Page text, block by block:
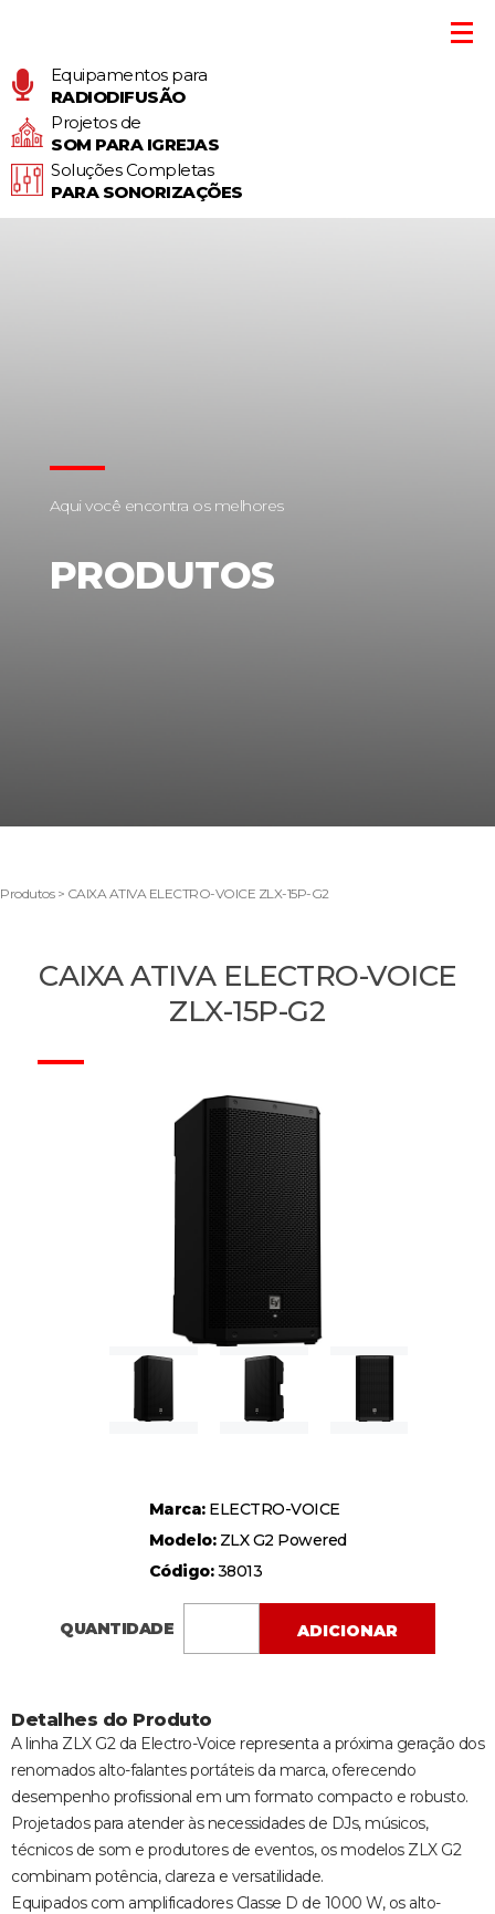
Equipamentos para
RADIODIFUSÃO
Projetos de
SOM PARA IGREJAS
Soluções Completas
PARA SONORIZAÇÕES
Aqui você encontra os melhores
PRODUTOS
Produtos > CAIXA ATIVA ELECTRO-VOICE ZLX-15P-G2
CAIXA ATIVA ELECTRO-VOICE
ZLX-15P-G2
Marca:ELECTRO-VOICE
Modelo:ZLX G2 Powered
Código:38013
QUANTIDADE ADICIONAR
Detalhes do Produto
A linha ZLX G2 da Electro-Voice representa a próxima geração dos
renomados alto-falantes portáteis da marca, oferecendo
desempenho profissional em um formato compacto e robusto.
Projetados para atender às necessidades de DJs, músicos,
técnicos de som e produtores de eventos, os modelos ZLX G2
combinam potência, clareza e versatilidade.
Equipados com amplificadores Classe D de 1000 W, os alto-